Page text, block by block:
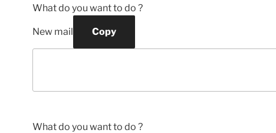
What do you want to do ?
New mail Copy
What do you want to do ?